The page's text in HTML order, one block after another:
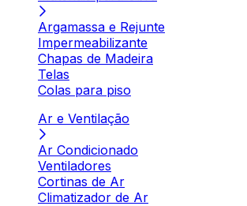
Argamassa e Rejunte
Impermeabilizante
Chapas de Madeira
Telas
Colas para piso
Ar e Ventilação
Ar Condicionado
Ventiladores
Cortinas de Ar
Climatizador de Ar